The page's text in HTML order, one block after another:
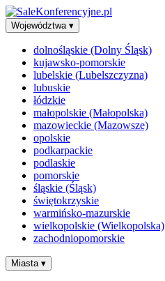
Województwa ▾
dolnośląskie (Dolny Śląsk)
kujawsko-pomorskie
lubelskie (Lubelszczyzna)
lubuskie
łódzkie
małopolskie (Małopolska)
mazowieckie (Mazowsze)
opolskie
podkarpackie
podlaskie
pomorskie
śląskie (Śląsk)
świętokrzyskie
warmińsko-mazurskie
wielkopolskie (Wielkopolska)
zachodniopomorskie
Miasta ▾